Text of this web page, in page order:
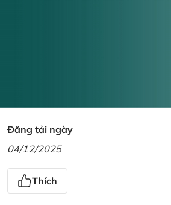
Đăng tải ngày
04/12/2025
Thích